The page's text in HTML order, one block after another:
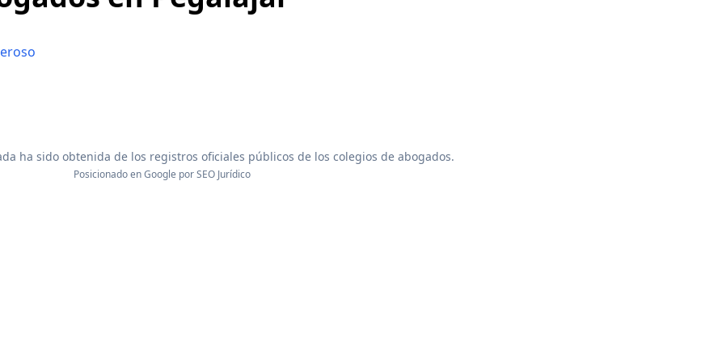
ha sido obtenida de los registros oficiales públicos de los colegios de abogados.
Posicionado en Google porSEO Jurídico